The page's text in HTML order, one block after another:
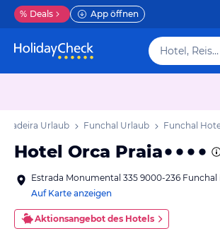
% Deals App öffnen
Hotel, Reiseziel
Madeira Urlaub Funchal Urlaub Funchal
Hotel Orca Praia
Estrada Monumental 335 9000-236 Funchal
Auf Karte anzeigen
Aktionsangebot des Hotels